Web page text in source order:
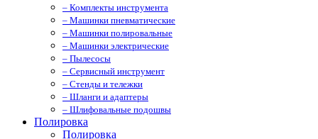
– Комплекты инструмента
– Машинки пневматические
– Машинки полировальные
– Машинки электрические
– Пылесосы
– Сервисный инструмент
– Стенды и тележки
– Шланги и адаптеры
– Шлифовальные подошвы
Полировка
Полировка